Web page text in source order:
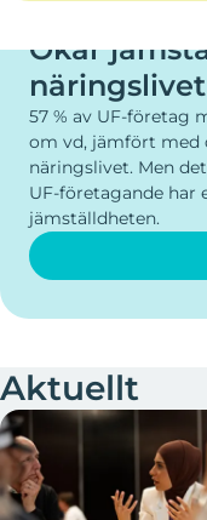
en tjej s
som
får
som
Aktuellt